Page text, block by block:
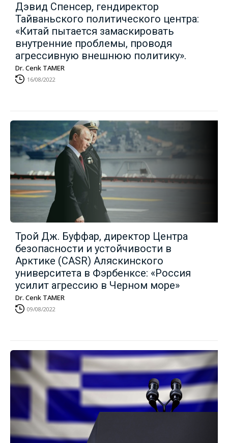
Дэвид Спенсер, гендиректор
Тайваньского политического центра:
«Китай пытается замаскировать
внутренние проблемы, проводя
агрессивную внешнюю политику».
Dr. Cenk TAMER
16/08/2022
Трой Дж. Буффар, директор Центра
безопасности и устойчивости в
Арктике (CASR) Аляскинского
университета в Фэрбенксе: «Россия
усилит агрессию в Черном море»
Dr. Cenk TAMER
09/08/2022